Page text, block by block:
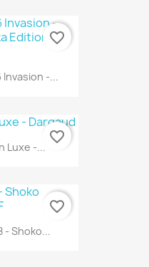
Invasion -...
favorite_border
Luxe -...
favorite_border
- Shoko...
favorite_border